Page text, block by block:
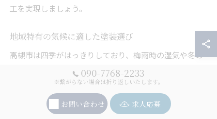
工を実現しましょう。
地域特有の気候に適した塗装選び
高槻市は四季がはっきりしており、梅雨時の湿気や冬の
寒さが外壁に影響を与えます。こうした気候条件に適し
た外壁塗装を選ぶことが重要です。例えば、防水性や断
熱性の高い塗料を選ぶことで、雨水の浸入を防ぎ、室内
の温度を安定させることができます。また、紫外線に強
090-7768-2233
※繋がらない場合は折り返しいたします。
お問い合わせ 求人応募